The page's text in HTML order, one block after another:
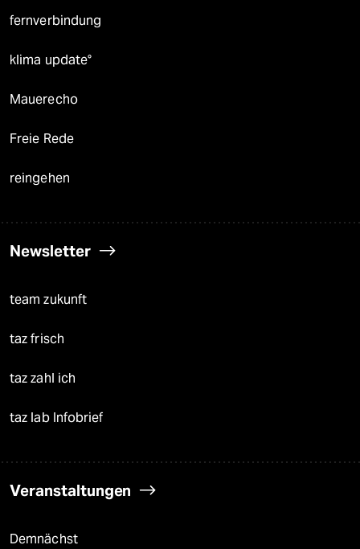
fernverbindung
klima update°
Mauerecho
Freie Rede
reingehen
Newsletter
team zukunft
taz frisch
taz zahl ich
taz lab Infobrief
Veranstaltungen
Demnächst